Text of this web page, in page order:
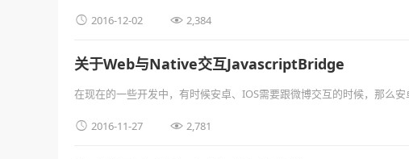
 2016-12-02  2,384
关于Web与Native交互JavascriptBridge
在现在的一些开发中，有时候安卓、IOS需要跟微博交互的时候，那么
 2016-11-27  2,781